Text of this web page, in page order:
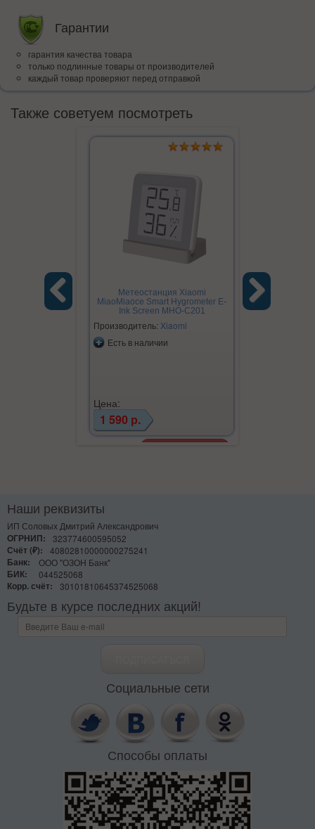
Гарантии
гарантия качества товара
только подлинные товары от производителей
каждый товар проверяют перед отправкой
Также советуем посмотреть
Метеостанция Xiaomi
MiaoMiaoce Smart Hygrometer E-
Ink Screen MHO-C201
Производитель: Xiaomi
Есть в наличии
Цена:
1 590 р.
Наши реквизиты
ИП Соловых Дмитрий Александрович
ОГРНИП:
323774600595052
Счёт (₽):
40802810000000275241
Банк:
ООО "ОЗОН Банк"
БИК:
044525068
Корр. счёт:
30101810645374525068
Будьте в курсе последних акций!
Социальные сети
Способы оплаты